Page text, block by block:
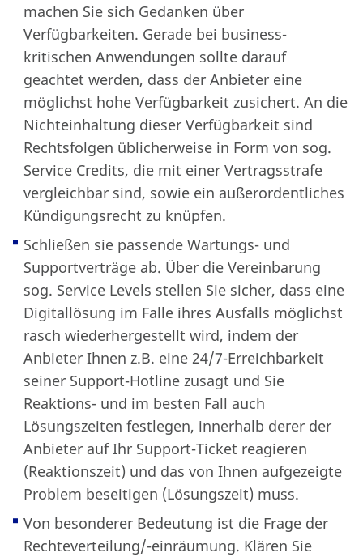
machen Sie sich Gedanken über
Verfügbarkeiten. Gerade bei business-
kritischen Anwendungen sollte darauf
geachtet werden, dass der Anbieter eine
möglichst hohe Verfügbarkeit zusichert. An die
Nichteinhaltung dieser Verfügbarkeit sind
Rechtsfolgen üblicherweise in Form von sog.
Service Credits, die mit einer Vertragsstrafe
vergleichbar sind, sowie ein außerordentliches
Kündigungsrecht zu knüpfen.
Schließen sie passende Wartungs- und
Supportverträge ab. Über die Vereinbarung
sog. Service Levels stellen Sie sicher, dass eine
Digitallösung im Falle ihres Ausfalls möglichst
rasch wiederhergestellt wird, indem der
Anbieter Ihnen z.B. eine 24/7-Erreichbarkeit
seiner Support-Hotline zusagt und Sie
Reaktions- und im besten Fall auch
Lösungszeiten festlegen, innerhalb derer der
Anbieter auf Ihr Support-Ticket reagieren
(Reaktionszeit) und das von Ihnen aufgezeigte
Problem beseitigen (Lösungszeit) muss.
Von besonderer Bedeutung ist die Frage der
Rechteverteilung/-einräumung. Klären Sie